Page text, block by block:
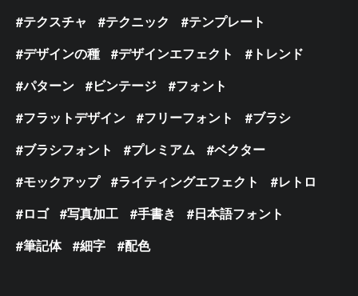
テクスチャ
テクニック
テンプレート
デザインの種
デザインエフェクト
トレンド
パターン
ビンテージ
フォント
フラットデザイン
フリーフォント
ブラシ
ブラシフォント
プレミアム
ベクター
モックアップ
ライティングエフェクト
レトロ
ロゴ
写真加工 手書き
日本語フォント
筆記体
細字 配色